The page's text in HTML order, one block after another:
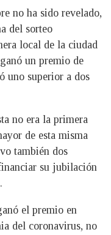
no ha sido revelado,
del sorteo
local de la ciudad
un premio de
uno superior a dos
no era la primera
de esta misma
también dos
su jubilación
el premio en
del coronavirus, no